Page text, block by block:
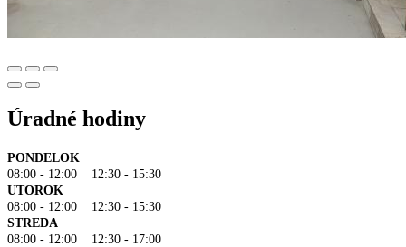
Úradné hodiny
PONDELOK
08:00 - 12:00 12:30 - 15:30
UTOROK
08:00 - 12:00 12:30 - 15:30
STREDA
08:00 - 12:00 12:30 - 17:00